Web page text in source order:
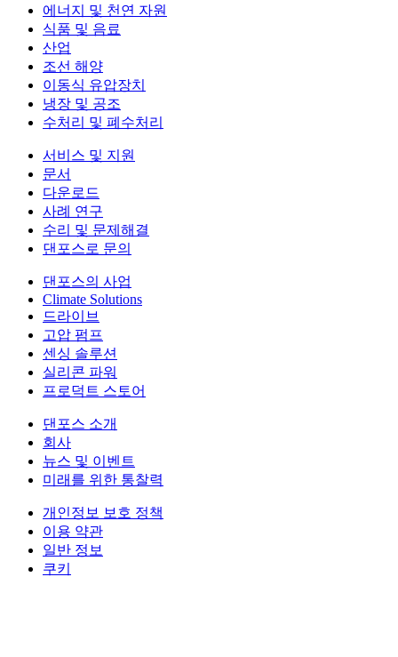
에너지 및 천연 자원
식품 및 음료
산업
조선 해양
이동식 유압장치
냉장 및 공조
수처리 및 폐수처리
서비스 및 지원
문서
다운로드
사례 연구
수리 및 문제해결
댄포스로 문의
댄포스의 사업
Climate Solutions
드라이브
고압 펌프
센싱 솔루션
실리콘 파워
프로덕트 스토어
댄포스 소개
회사
뉴스 및 이벤트
미래를 위한 통찰력
개인정보 보호 정책
이용 약관
일반 정보
쿠키